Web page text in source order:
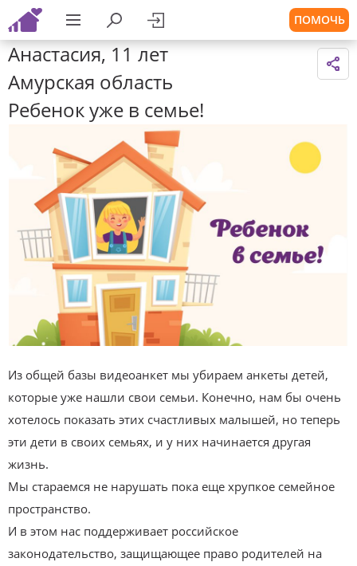
ПОМОЧЬ
Анастасия, 11 лет
Амурская область
Ребенок уже в семье!
Из общей базы видеоанкет мы убираем анкеты детей,
которые уже нашли свои семьи. Конечно, нам бы очень
хотелось показать этих счастливых малышей, но теперь
эти дети в своих семьях, и у них начинается другая
жизнь.
Мы стараемся не нарушать пока еще хрупкое семейное
пространство.
И в этом нас поддерживает российское
законодательство, защищающее право родителей на